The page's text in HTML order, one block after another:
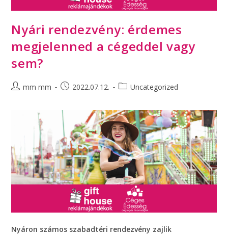
Nyári rendezvény: érdemes
megjelenned a cégeddel vagy
sem?
mm mm 2022.07.12. Uncategorized
Nyáron számos szabadtéri rendezvény zajlik